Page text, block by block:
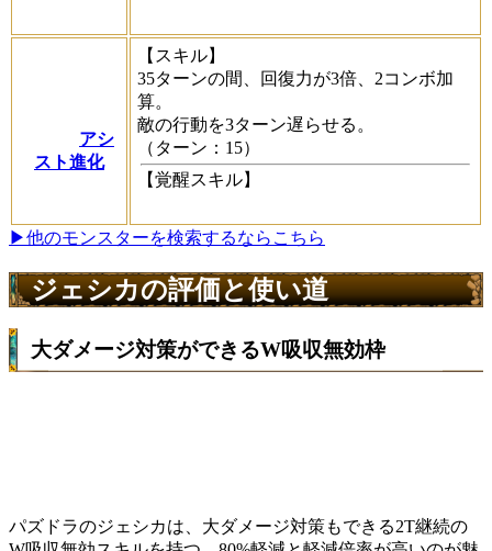
アシ
スト進化
【スキル】
35ターンの間、回復力が3倍、2コンボ加
算。
敵の行動を3ターン遅らせる。
（ターン：15）
【覚醒スキル】
▶他のモンスターを検索するならこちら
ジェシカの評価と使い道
大ダメージ対策ができるW吸収無効枠
パズドラのジェシカは、大ダメージ対策もできる2T継続の